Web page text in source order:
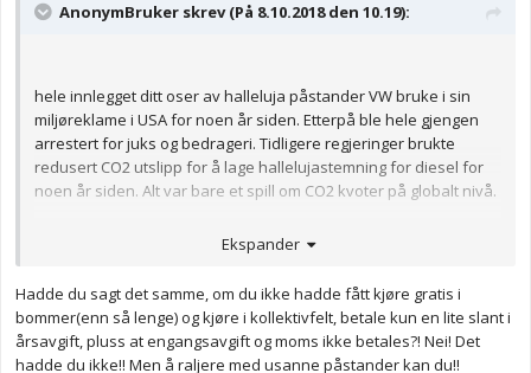
AnonymBruker skrev (På 8.10.2018 den 10.19):
hele innlegget ditt oser av halleluja påstander VW bruke i sin
miljøreklame i USA for noen år siden. Etterpå ble hele gjengen
arrestert for juks og bedrageri. Tidligere regjeringer brukte
redusert CO2 utslipp for å lage hallelujastemning for diesel for
noen år siden. Alt var bare et spill om CO2 kvoter på globalt nivå.
giftstoff som skal redusere annen faren med et annet giftstoff.
uskyldige denne gangen.
Det enkleste er bare å stoppe kreftkilden før vi får nye
dieselskandaler.
Ekspander
Hadde du sagt det samme, om du ikke hadde fått kjøre gratis i
bommer(enn så lenge) og kjøre i kollektivfelt, betale kun en lite slant i
årsavgift, pluss at engangsavgift og moms ikke betales?! Nei! Det
hadde du ikke!! Men å raljere med usanne påstander kan du!!